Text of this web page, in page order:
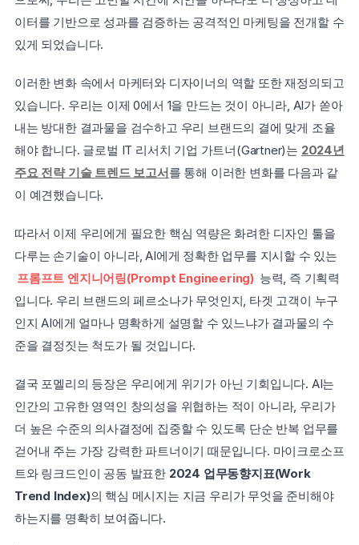
이터를 기반으로 성과를 검증하는 공격적인 마케팅을 전개할 수
있게 되었습니다.
이러한 변화 속에서 마케터와 디자이너의 역할 또한 재정의되고
있습니다. 우리는 이제 0에서 1을 만드는 것이 아니라, AI가 쏟아
내는 방대한 결과물을 검수하고 우리 브랜드의 결에 맞게 조율
해야 합니다. 글로벌 IT 리서치 기업 가트너(Gartner)는 2024년
주요 전략 기술 트렌드 보고서를 통해 이러한 변화를 다음과 같
이 예견했습니다.
따라서 이제 우리에게 필요한 핵심 역량은 화려한 디자인 툴을
프롬프트 엔지니어링(Prompt Engineering) 능력, 즉 기획력
입니다. 우리 브랜드의 페르소나가 무엇인지, 타겟 고객이 누구
인지 AI에게 얼마나 명확하게 설명할 수 있느냐가 결과물의 수
준을 결정짓는 척도가 될 것입니다.
결국 포멜리의 등장은 우리에게 위기가 아닌 기회입니다. AI는
인간의 고유한 영역인 창의성을 위협하는 적이 아니라, 우리가
더 높은 수준의 의사결정에 집중할 수 있도록 단순 반복 업무를
걷어내 주는 가장 강력한 파트너이기 때문입니다. 마이크로소프
트와 링크드인이 공동 발표한 2024 업무동향지표(Work
Trend Index)의 핵심 메시지는 지금 우리가 무엇을 준비해야
하는지를 명확히 보여줍니다.